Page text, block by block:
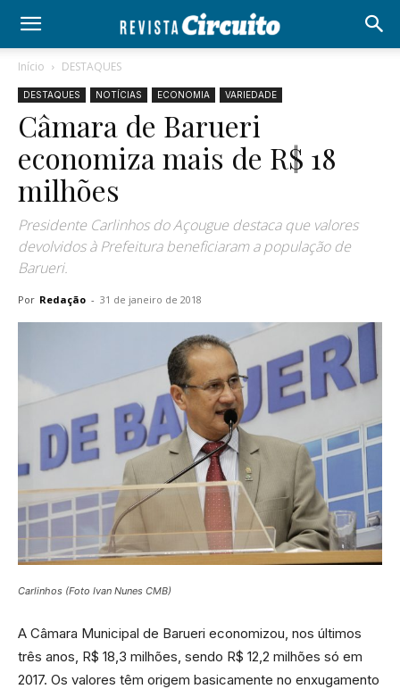
Início DESTAQUES
DESTAQUES NOTÍCIAS ECONOMIA VARIEDADE
Câmara de Barueri
economiza mais de R$ 18
milhões
Presidente Carlinhos do Açougue destaca que valores
devolvidos à Prefeitura beneficiaram a população de
Barueri.
Por Redação - 31 de janeiro de 2018
Carlinhos (Foto Ivan Nunes CMB)
A Câmara Municipal de Barueri economizou, nos últimos
três anos, R$ 18,3 milhões, sendo R$ 12,2 milhões só em
2017. Os valores têm origem basicamente no enxugamento